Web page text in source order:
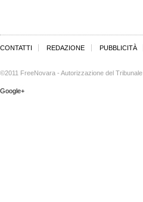
CONTATTI REDAZIONE PUBBLICITÀ
©2011 FreeNovara - Autorizzazione del
Google+